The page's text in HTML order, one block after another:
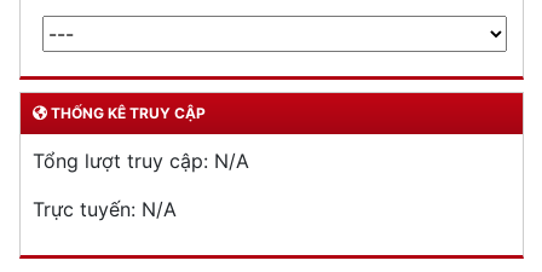
THỐNG KÊ TRUY CẬP
Tổng lượt truy cập: N/A
Trực tuyến: N/A